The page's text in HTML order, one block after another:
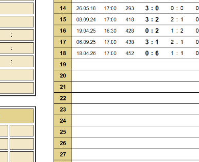
:
:
: